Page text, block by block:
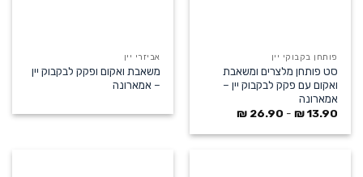
פותחן בקבוקי יין
סט פותחן מלצרים ומשאבת
ואקום עם פקק לבקבוק יין –
אמארונה
13.90
₪
-
26.90
₪
אביזרי יין
משאבת ואקום ופקק לבקבוק יין
– אמארונה